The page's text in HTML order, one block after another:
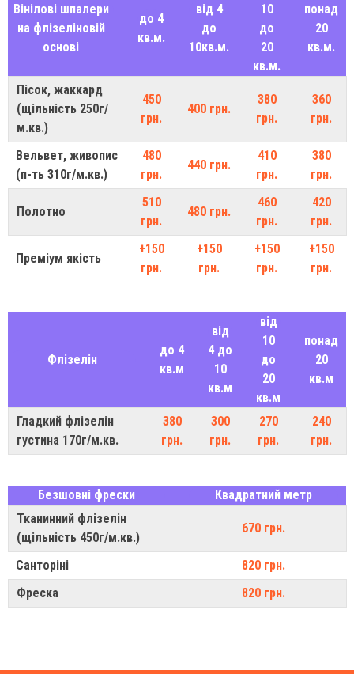
Вінілові шпалери
на флізеліновій
основі
до 4
кв.м.
від 4
до
10кв.м.
10
до
20
кв.м.
понад
20
кв.м.
Пісок, жаккард
(щільність 250г/
м.кв.)
450
грн.
400 грн.
380
грн.
360
грн.
Вельвет, живопис
(п-ть 310г/м.кв.)
480
грн.
440 грн.
410
грн.
380
грн.
Полотно
510
грн.
480 грн.
460
грн.
420
грн.
Преміум якість
+150
грн.
+150
грн.
+150
грн.
+150
грн.
Флізелін
до 4
кв.м
від
4 до
10
кв.м
від
10
до
20
кв.м
понад
20
кв.м
Гладкий флізелін
густина 170г/м.кв.
380
грн.
300
грн.
270
грн.
240
грн.
Безшовні фрески
Квадратний метр
Тканинний флізелін
(щільність 450г/м.кв.)
670 грн.
Санторіні
820 грн.
Фреска
820 грн.